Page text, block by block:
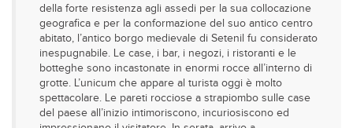
della forte resistenza agli assedi per la sua collocazione
geografica e per la conformazione del suo antico centro
abitato, l’antico borgo medievale di Setenil fu considerato
inespugnabile. Le case, i bar, i negozi, i ristoranti e le
botteghe sono incastonate in enormi rocce all’interno di
grotte. L’unicum che appare al turista oggi è molto
spettacolare. Le pareti rocciose a strapiombo sulle case
del paese all’inizio intimoriscono, incuriosiscono ed